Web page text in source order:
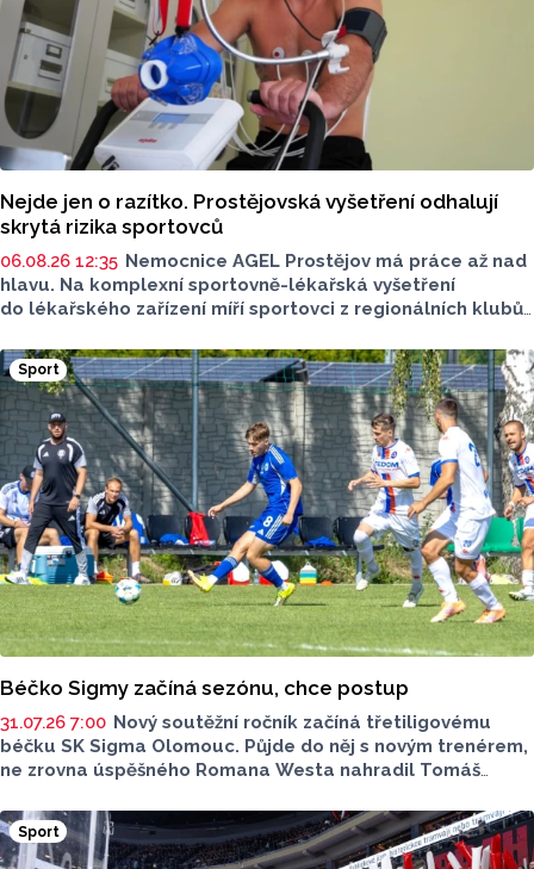
Nejde jen o razítko. Prostějovská vyšetření odhalují
skrytá rizika sportovců
06.08.26 12:35 Nemocnice AGEL Prostějov má práce až nad
hlavu. Na komplexní sportovně-lékařská vyšetření
do lékařského zařízení míří sportovci z regionálních klubů,
o tom tisková mluvčí nemocnice Radka Miloševská.
V Prostějově vyšetřují i sportovce z Moravskoslezského,
Zlínského nebo Jihomoravského kraje.
Sport
Béčko Sigmy začíná sezónu, chce postup
31.07.26 7:00 Nový soutěžní ročník začíná třetiligovému
béčku SK Sigma Olomouc. Půjde do něj s novým trenérem,
ne zrovna úspěšného Romana Westa nahradil Tomáš
od obvyklé klubové strategie. Tolik zkušených hráčů jako
nyní v béčku Sigma snad nikdy neměla.
Sport